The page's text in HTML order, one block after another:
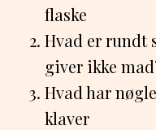
flaske
Hvad er rundt
giver ikke
Hvad har
klaver